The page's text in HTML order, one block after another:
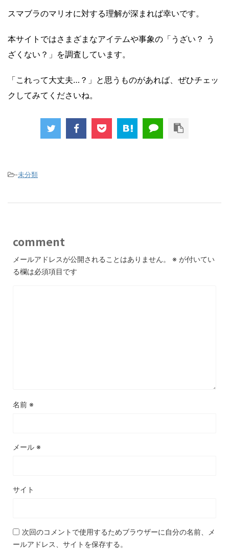
スマブラのマリオに対する理解が深まれば幸いです。
本サイトではさまざまなアイテムや事象の「うざい？ う
ざくない？」を調査しています。
「これって大丈夫…？」と思うものがあれば、ぜひチェッ
クしてみてくださいね。
-未分類
comment
メールアドレスが公開されることはありません。 ※ が付いてい
る欄は必須項目です
名前 ※
メール ※
サイト
次回のコメントで使用するためブラウザーに自分の名前、メ
ールアドレス、サイトを保存する。